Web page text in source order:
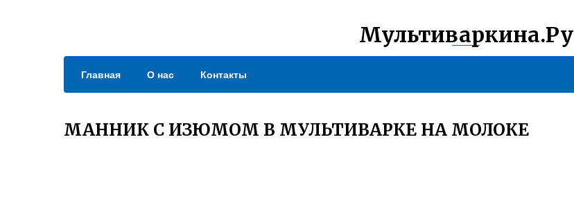
Мультиваркина.Ру
Главная О нас Контакты
МАННИК С ИЗЮМОМ В МУЛЬТИВАРКЕ НА МОЛОКЕ